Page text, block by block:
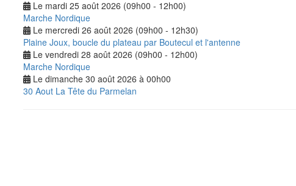
Le mardi 25 août 2026 (09h00 - 12h00)
Marche Nordique
Le mercredi 26 août 2026 (09h00 - 12h30)
Plaine Joux, boucle du plateau par Boutecul et l'antenne
Le vendredi 28 août 2026 (09h00 - 12h00)
Marche Nordique
Le dimanche 30 août 2026 à 00h00
30 Aout La Tête du Parmelan